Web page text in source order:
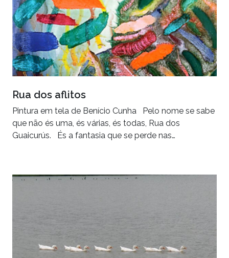
Rua dos aflitos
Pintura em tela de Benício Cunha Pelo nome se sabe
que não és uma, és várias, és todas, Rua dos
Guaicurús. És a fantasia que se perde nas…